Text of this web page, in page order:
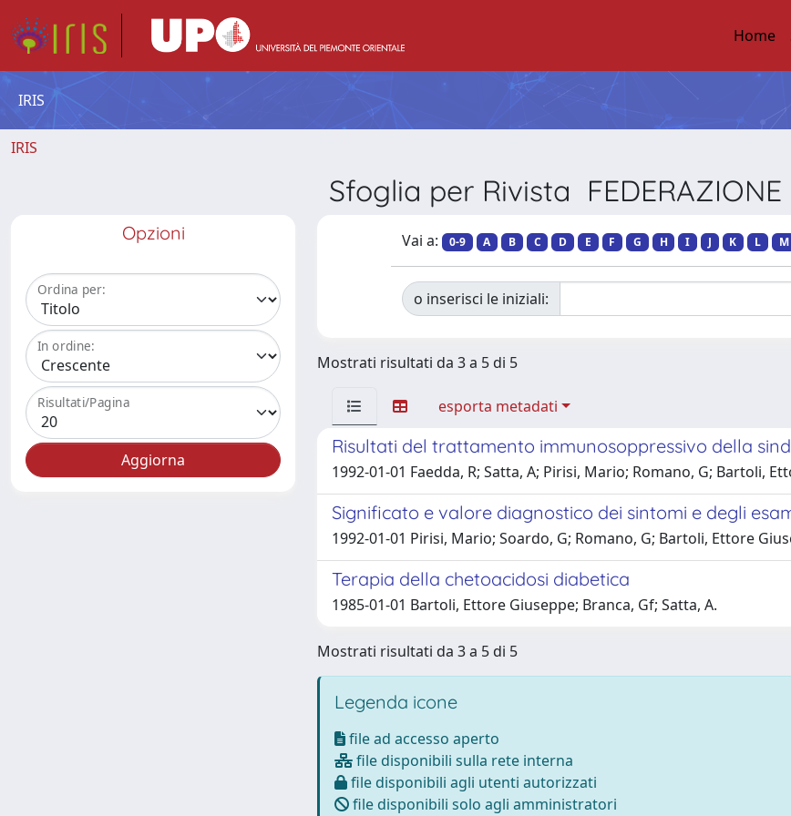
Home
IRIS
IRIS
Sfoglia per Rivista FEDERAZIONE
Opzioni
Ordina per:
In ordine:
Risultati/Pagina
Vai a: 0-9 A B C D E F G H I J K L M
o inserisci le iniziali:
Mostrati risultati da 3 a 5 di 5
esporta metadati
Risultati del trattamento immunosoppressivo della
1992-01-01 Faedda, R; Satta, A; Pirisi, Mario; Romano, G; Bartoli,
Significato e valore diagnostico dei sintomi e degli
1992-01-01 Pirisi, Mario; Soardo, G; Romano, G; Bartoli, Ettore
Terapia della chetoacidosi diabetica
1985-01-01 Bartoli, Ettore Giuseppe; Branca, Gf; Satta, A.
Mostrati risultati da 3 a 5 di 5
Legenda icone
file ad accesso aperto
file disponibili sulla rete interna
file disponibili agli utenti autorizzati
file disponibili solo agli amministratori